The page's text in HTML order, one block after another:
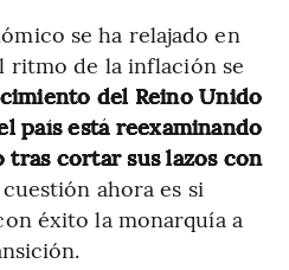
se ha relajado en
ritmo de la inflación se
del Reino Unido
país está reexaminando
tras cortar sus lazos con
cuestión ahora es si
éxito la monarquía a